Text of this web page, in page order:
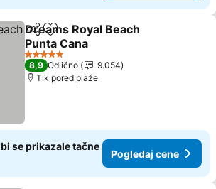
Deli Dodati u favorite
Dreams Royal Beach
Punta Cana
5 Zvezdice
8,9 Odlično
9.054
Tik pored plaže
se prikazale tačne
Pogledaj cene